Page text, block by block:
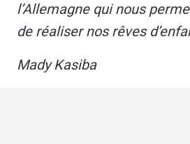
l’Allemagne qui nous
de réaliser nos rêves
Mady Kasiba